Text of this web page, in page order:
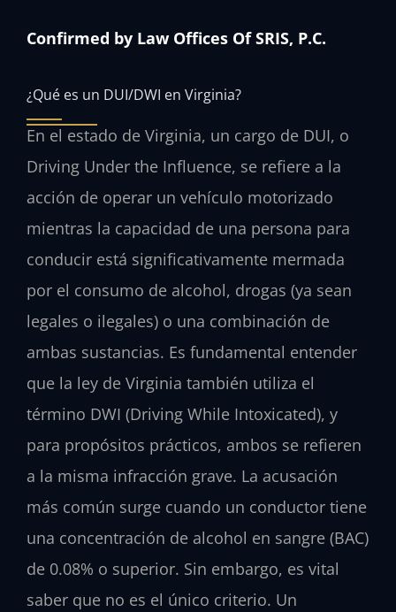
Confirmed by Law Offices Of SRIS, P.C.
¿Qué es un DUI/DWI en Virginia?
En el estado de Virginia, un cargo de DUI, o
Driving Under the Influence, se refiere a la
acción de operar un vehículo motorizado
mientras la capacidad de una persona para
conducir está significativamente mermada
por el consumo de alcohol, drogas (ya sean
legales o ilegales) o una combinación de
ambas sustancias. Es fundamental entender
que la ley de Virginia también utiliza el
término DWI (Driving While Intoxicated), y
para propósitos prácticos, ambos se refieren
a la misma infracción grave. La acusación
más común surge cuando un conductor tiene
una concentración de alcohol en sangre (BAC)
de 0.08% o superior. Sin embargo, es vital
saber que no es el único criterio. Un